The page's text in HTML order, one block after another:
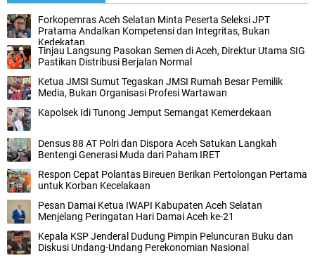
Forkopemras Aceh Selatan Minta Peserta Seleksi JPT
Pratama Andalkan Kompetensi dan Integritas, Bukan
Kedekatan
‎Tinjau Langsung Pasokan Semen di Aceh, ‎Direktur Utama SIG
Pastikan Distribusi Berjalan Normal ‎
Ketua JMSI Sumut Tegaskan JMSI Rumah Besar Pemilik
Media, Bukan Organisasi Profesi Wartawan
Kapolsek Idi Tunong Jemput Semangat Kemerdekaan
Densus 88 AT Polri dan Dispora Aceh Satukan Langkah
Bentengi Generasi Muda dari Paham IRET
Respon Cepat Polantas Bireuen Berikan Pertolongan Pertama
untuk Korban Kecelakaan
‎Pesan Damai Ketua IWAPI Kabupaten Aceh Selatan
Menjelang Peringatan Hari Damai Aceh ke-21
Kepala KSP Jenderal Dudung Pimpin Peluncuran Buku dan
Diskusi Undang-Undang Perekonomian Nasional